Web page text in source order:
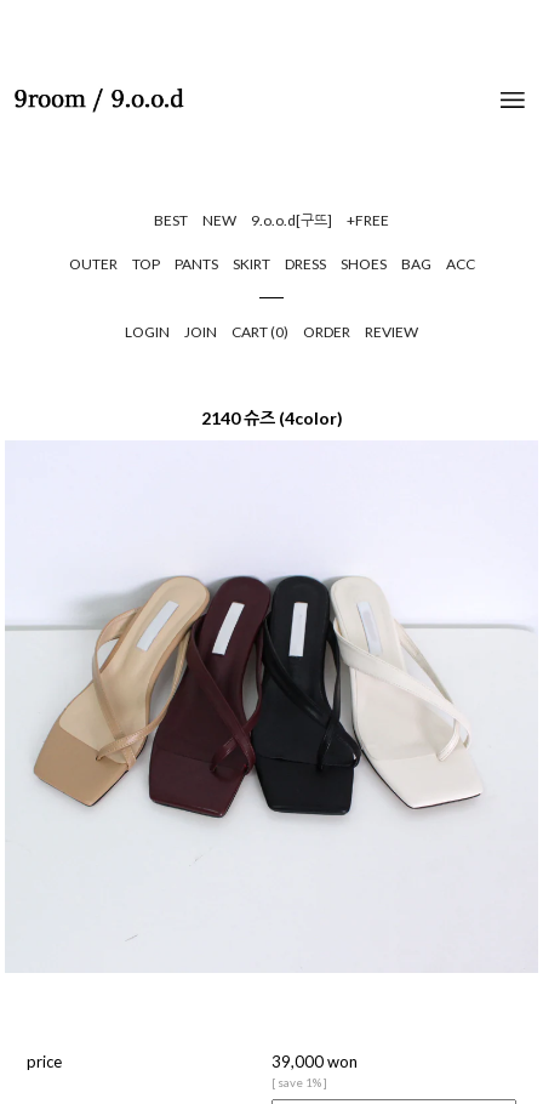
BEST NEW 9.o.o.d[구뜨] +FREE
OUTER TOP PANTS SKIRT DRESS SHOES BAG ACC
LOGIN JOIN CART (0) ORDER REVIEW
2140 슈즈 (4color)
price 39,000 won
[ save 1% ]